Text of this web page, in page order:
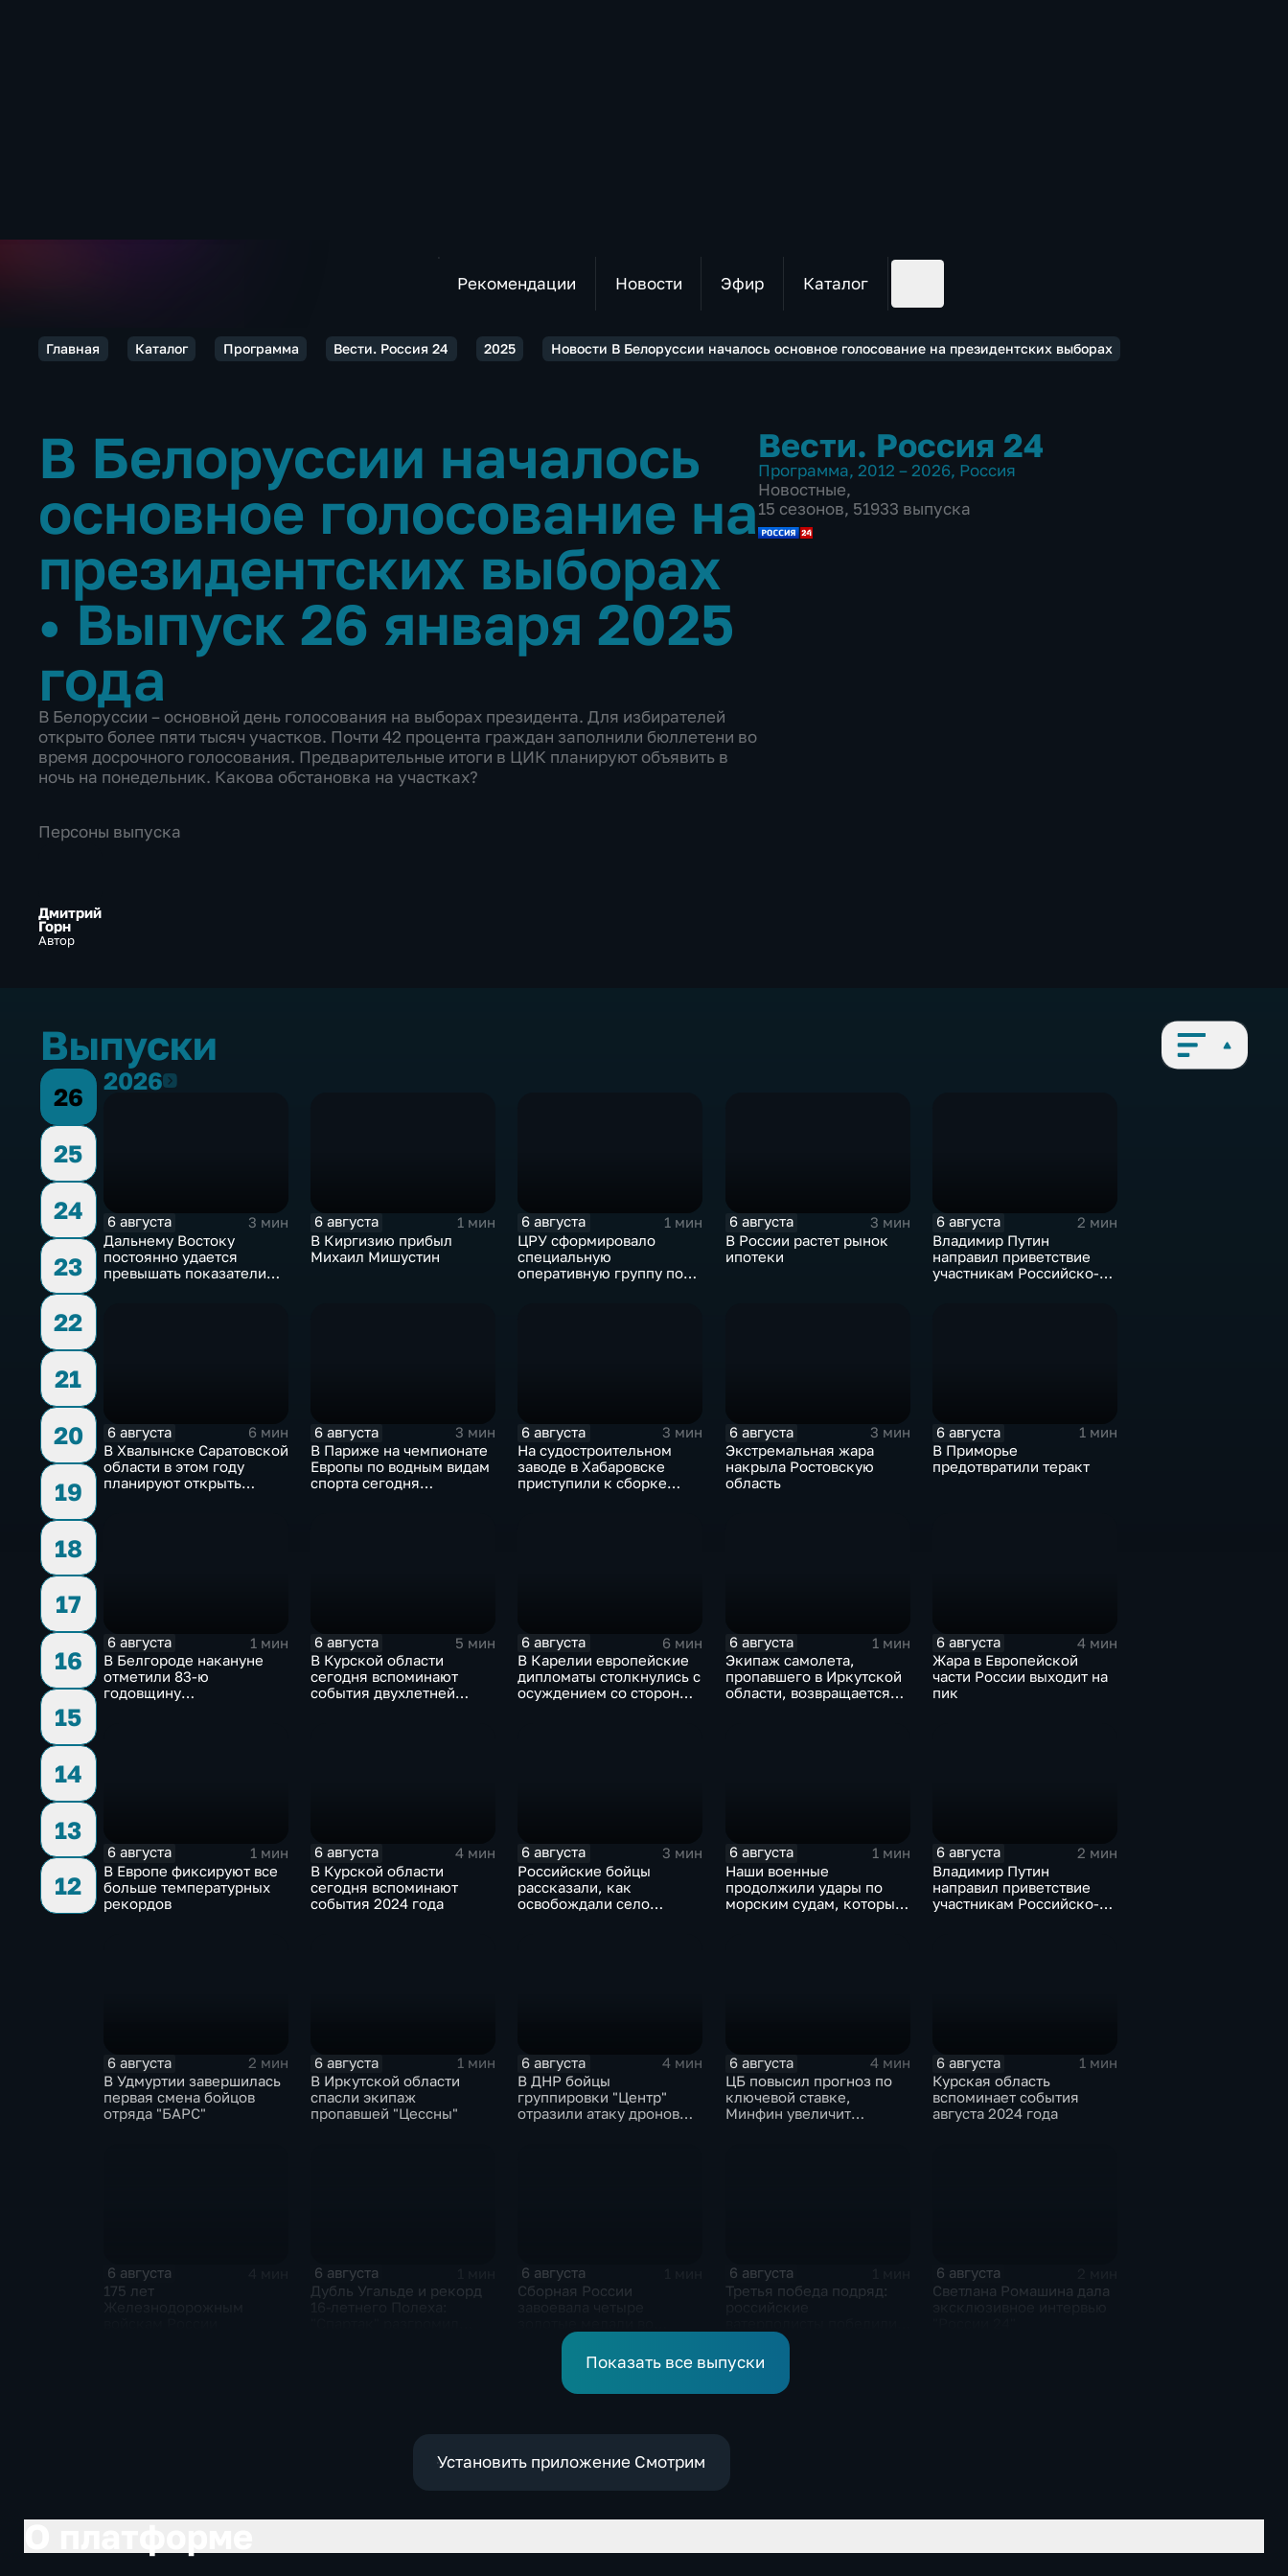
Рекомендации Новости Эфир Каталог
Главная Каталог Программа Вести. Россия 24 2025 Новости В Белоруссии началось основное голосование на президентских выборах
В Белоруссии началось
основное голосование на
президентских выборах
•Выпуск 26 января 2025
года
В Белоруссии – основной день голосования на выборах президента. Для избирателей
открыто более пяти тысяч участков. Почти 42 процента граждан заполнили бюллетени во
время досрочного голосования. Предварительные итоги в ЦИК планируют объявить в
ночь на понедельник. Какова обстановка на участках?
Вести. Россия 24
Программа, 2012 – 2026, Россия
Новостные,
15 сезонов, 51933 выпуска
Персоны выпуска
Дмитрий
Горн
Автор
Выпуски
26
25
24
23
22
21
20
19
18
17
16
15
14
13
12
20262026
6 августа
3 мин
Дальнему Востоку
постоянно удается
превышать показатели
6 августа
1 мин
В Киргизию прибыл
Михаил Мишустин
6 августа
1 мин
ЦРУ сформировало
специальную
оперативную группу по
6 августа
3 мин
В России растет рынок
ипотеки
6 августа
2 мин
Владимир Путин
направил приветствие
участникам Российско-
6 августа
6 мин
В Хвалынске Саратовской
области в этом году
планируют открыть
6 августа
3 мин
В Париже на чемпионате
Европы по водным видам
спорта сегодня
6 августа
3 мин
На судостроительном
заводе в Хабаровске
приступили к сборке
6 августа
3 мин
Экстремальная жара
накрыла Ростовскую
область
6 августа
1 мин
В Приморье
предотвратили теракт
6 августа
1 мин
В Белгороде накануне
отметили 83-ю
годовщину
6 августа
5 мин
В Курской области
сегодня вспоминают
события двухлетней
6 августа
6 мин
В Карелии европейские
дипломаты столкнулись с
осуждением со стороны
6 августа
1 мин
Экипаж самолета,
пропавшего в Иркутской
области, возвращается
6 августа
4 мин
Жара в Европейской
части России выходит на
пик
6 августа
1 мин
В Европе фиксируют все
больше температурных
рекордов
6 августа
4 мин
В Курской области
сегодня вспоминают
события 2024 года
6 августа
3 мин
Российские бойцы
рассказали, как
освобождали село
6 августа
1 мин
Наши военные
продолжили удары по
морским судам, которые
6 августа
2 мин
Владимир Путин
направил приветствие
участникам Российско-
6 августа
2 мин
В Удмуртии завершилась
первая смена бойцов
отряда "БАРС"
6 августа
1 мин
В Иркутской области
спасли экипаж
пропавшей "Цессны"
6 августа
4 мин
В ДНР бойцы
группировки "Центр"
отразили атаку дронов
6 августа
4 мин
ЦБ повысил прогноз по
ключевой ставке,
Минфин увеличит
6 августа
1 мин
Курская область
вспоминает события
августа 2024 года
6 августа
175 лет
6 августа
Дубль Угальде и рекорд
6 августа
Сборная России
второй день КМ по
зимнему плаванию
6 августа
Третья победа подряд:
Черногорию на
юниорском чемпионате
мира
6 августа
Светлана Ромашина дала
Показать все выпуски
Установить приложение Смотрим